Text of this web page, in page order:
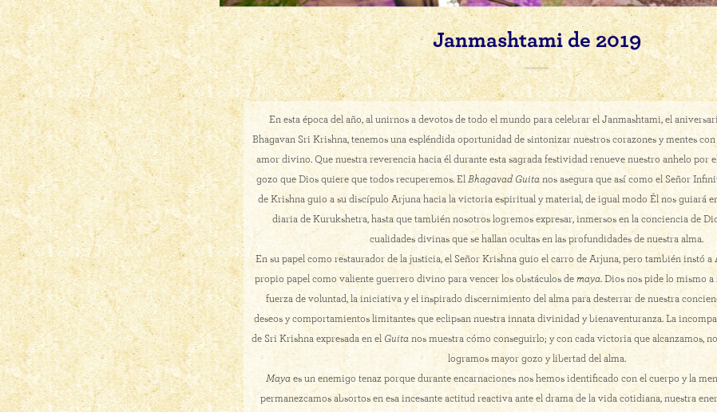
Janmashtami de 2019
En esta época del año, al unirnos a devotos de todo el mundo para celebrar el Janmashtami, el
Bhagavan Sri Krishna, tenemos una espléndida oportunidad de sintonizar nuestros corazones y mentes con
amor divino. Que nuestra reverencia hacia él durante esta sagrada festividad renueve nuestro anhelo por
gozo que Dios quiere que todos recuperemos. El Bhagavad Guita nos asegura que así como el Señor
de Krishna guio a su discípulo Arjuna hacia la victoria espiritual y material, de igual modo Él nos guiará
diaria de Kurukshetra, hasta que también nosotros logremos expresar, inmersos en la conciencia de
cualidades divinas que se hallan ocultas en las profundidades de nuestra alma.
En su papel como restaurador de la justicia, el Señor Krishna guio el carro de Arjuna, pero también instó
propio papel como valiente guerrero divino para vencer los obstáculos de maya. Dios nos pide lo mismo a
fuerza de voluntad, la iniciativa y el inspirado discernimiento del alma para desterrar de nuestra
deseos y comportamientos limitantes que eclipsan nuestra innata divinidad y bienaventuranza. La
de Sri Krishna expresada en el Guita nos muestra cómo conseguirlo; y con cada victoria que alcanzamos,
logramos mayor gozo y libertad del alma.
Mayaes un enemigo tenaz porque durante encarnaciones nos hemos identificado con el cuerpo y la
permanezcamos absortos en esa incesante actitud reactiva ante el drama de la vida cotidiana, nuestra